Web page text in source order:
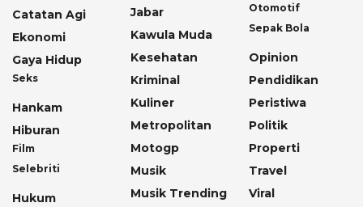
Catatan Agi
Ekonomi
Gaya Hidup
Seks
Hankam
Hiburan
Film
Selebriti
Hukum
Jabar
Kawula Muda
Kesehatan
Kriminal
Kuliner
Metropolitan
Motogp
Musik
Musik Trending
Otomotif
Sepak Bola
Opinion
Pendidikan
Peristiwa
Politik
Properti
Travel
Viral